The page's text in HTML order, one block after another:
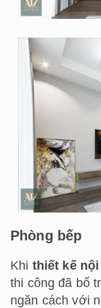
Phòng bếp
Khi thiết kế
thi công đã bố
ngăn cách với